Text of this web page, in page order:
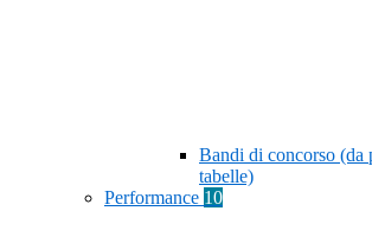
Bandi di concorso (da
tabelle)
Performance 10